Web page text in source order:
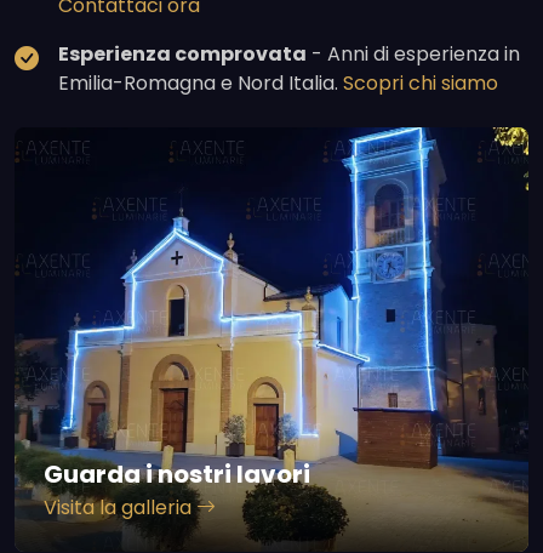
Contattaci ora
Esperienza comprovata - Anni di esperienza in
Emilia-Romagna e Nord Italia. Scopri chi siamo
Guarda i nostri lavori
Visita la galleria